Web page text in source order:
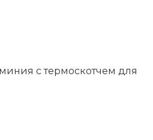
с термоскотчем для